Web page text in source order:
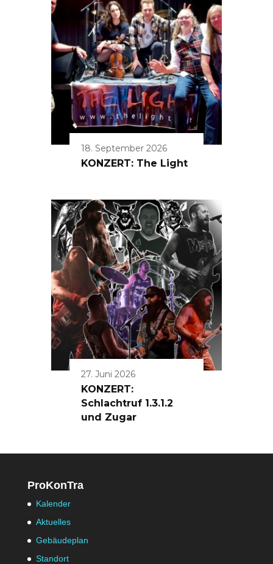
18. September 2026
KONZERT: The Light
27. Juni 2026
KONZERT:
Schlachtruf 1.3.1.2
und Zugar
ProKonTra
Kalender
Aktuelles
Gebäudeplan
Standort